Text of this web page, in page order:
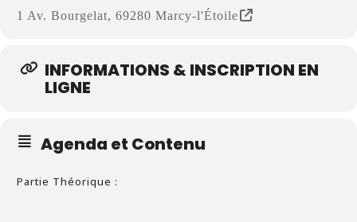
1 Av. Bourgelat, 69280 Marcy-l'Étoile
INFORMATIONS & INSCRIPTION EN
LIGNE
Agenda et Contenu
Partie Théorique :